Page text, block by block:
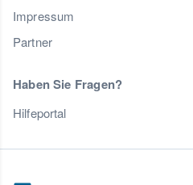
Impressum
Partner
Haben Sie Fragen?
Hilfeportal